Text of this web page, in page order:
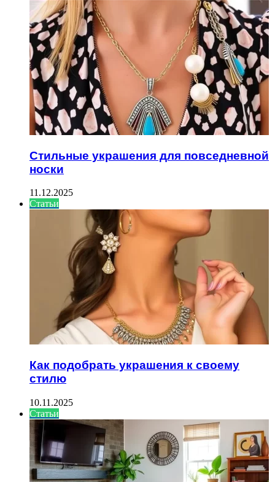
Стильные украшения для повседневной
носки
11.12.2025
Статьи
Как подобрать украшения к своему
стилю
10.11.2025
Статьи